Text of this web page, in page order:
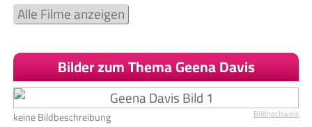
Alle Filme anzeigen
Bilder zum Thema Geena Davis
Bildnachweis
keine Bildbeschreibung